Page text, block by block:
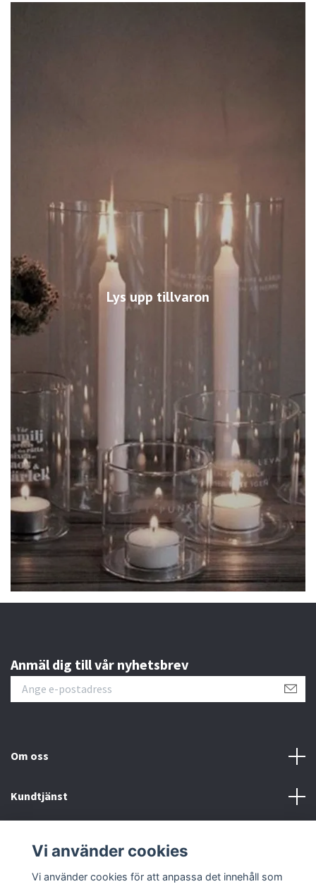
Lys upp tillvaron
Anmäl dig till vår nyhetsbrev
Om oss
Kundtjänst
Sociala medier
Vi använder cookies
Vi använder cookies för att anpassa det innehåll som